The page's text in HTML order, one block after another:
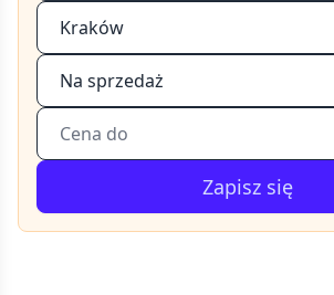
Kraków
Na sprzedaż
Cena do
Zapisz się